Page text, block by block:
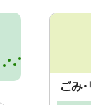
ごみ